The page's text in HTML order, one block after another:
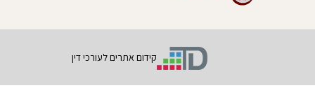
קידום אתרים לעורכי דין